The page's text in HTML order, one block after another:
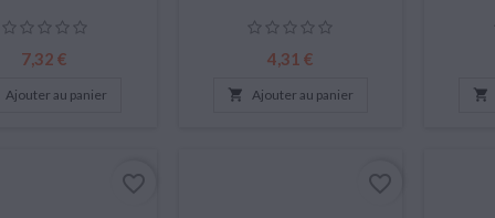
Prix
7,32 €
Ajouter au panier
Prix
4,31 €
 Ajouter au panier 
favorite_border favorite_border